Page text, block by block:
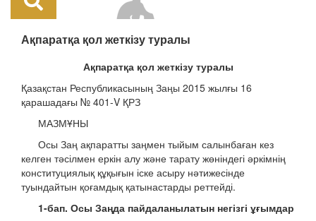
Ақпаратқа қол жеткізу туралы
Ақпаратқа қол жеткізу туралы
Қазақстан Республикасының Заңы 2015 жылғы 16
қарашадағы № 401-V ҚРЗ
МАЗМҰНЫ
Осы Заң ақпаратты заңмен тыйым салынбаған кез
келген тәсілмен еркін алу және тарату жөніндегі әркімнің
конституциялық құқығын іске асыру нәтижесінде
туындайтын қоғамдық қатынастарды реттейді.
1-бап. Осы Заңда пайдаланылатын негізгі ұғымдар